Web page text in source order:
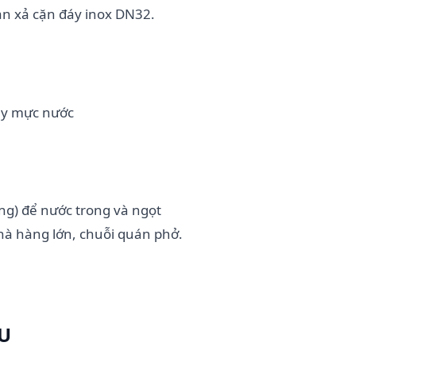
xả cặn đáy inox DN32.
mực nước
để nước trong và ngọt
hàng lớn, chuỗi quán phở.